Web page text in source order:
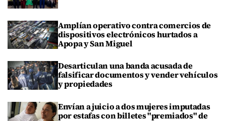
Amplían operativo contra comercios de
dispositivos electrónicos hurtados a
Apopa y San Miguel
Desarticulan una banda acusada de
falsificar documentos y vender vehículos
y propiedades
Envían a juicio a dos mujeres imputadas
por estafas con billetes "premiados" de